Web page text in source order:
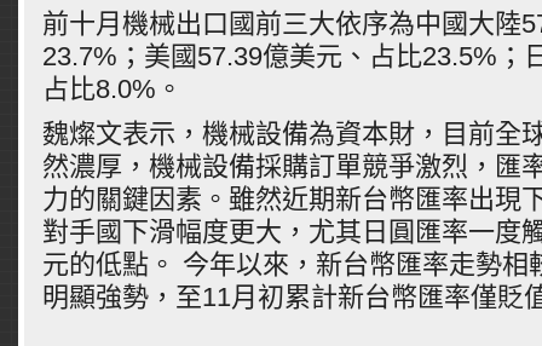
前十月機械出口國前三大依序為中國大陸
23.7%；美國57.39億美元、占比23.5%；
占比8.0%。
魏燦文表示，機械設備為資本財，目前全
然濃厚，機械設備採購訂單競爭激烈，匯
力的關鍵因素。雖然近期新台幣匯率出現
對手國下滑幅度更大，尤其日圓匯率一度
元的低點。 今年以來，新台幣匯率走勢相
明顯強勢，至11月初累計新台幣匯率僅貶